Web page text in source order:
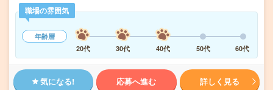
職場の雰囲気
年齢層
20代
30代 40代 50代 60代
気になる! 応募へ進む 詳しく見る